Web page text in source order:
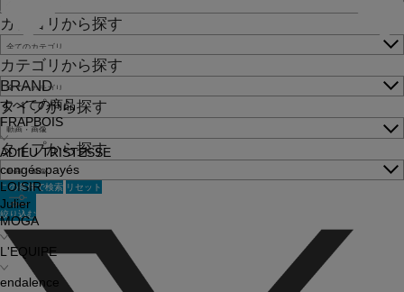
BRAND
すべての商品
FRAPBOIS
ADIEU TRISTESSE
congés payés
LOISIR
Julier
MOGA
L'EQUIPE
endalence
カテゴリから探す
カテゴリから探す
タイプから探す
タイプから探す
この条件で検索 リセット
絞り込む